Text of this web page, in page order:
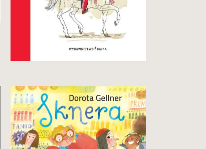
29,90 zł
Zbiór zabawnych historyjek
o tym, że skąpstwo się po prostu
nie opłaca!